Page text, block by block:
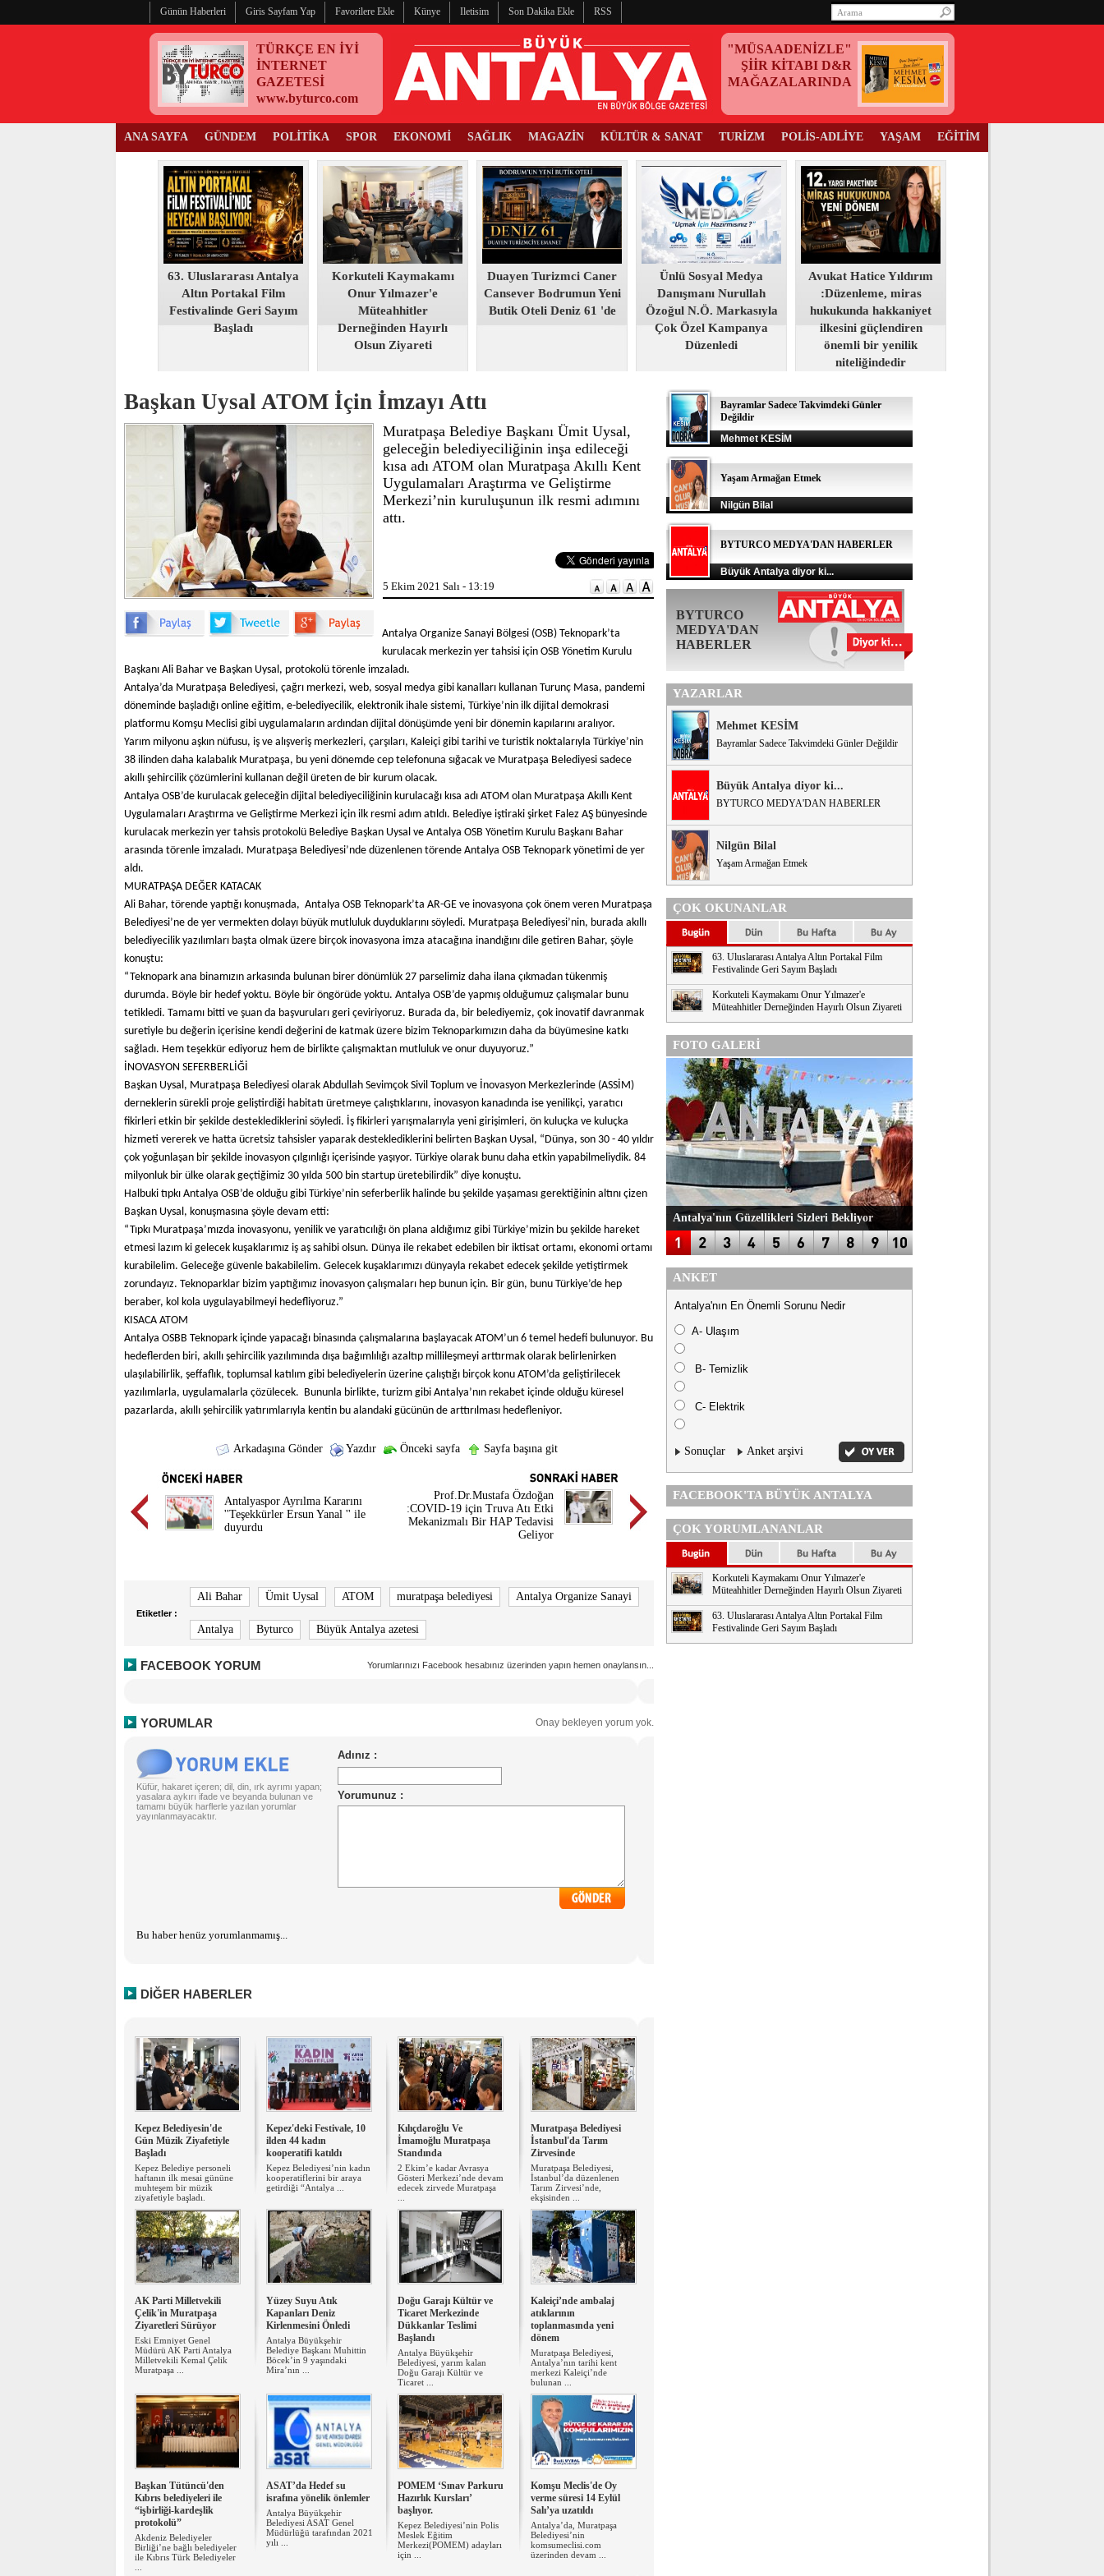
Günün Haberleri Giris Sayfam Yap Favorilere Ekle Künye Iletisim Son Dakika Ekle RSS
TÜRKÇE EN İYİ
İNTERNET
GAZETESİ
www.byturco.com
"MÜSAADENİZLE"
ŞİİR KİTABI D&R
MAĞAZALARINDA
ANA SAYFA GÜNDEM POLİTİKA SPOR EKONOMİ SAĞLIK MAGAZİN KÜLTÜR & SANAT TURİZM POLİS-ADLİYE YAŞAM EĞİTİM
63. Uluslararası Antalya
Altın Portakal Film
Festivalinde Geri Sayım
Başladı
Korkuteli Kaymakamı
Onur Yılmazer'e
Müteahhitler
Derneğinden Hayırlı
Olsun Ziyareti
Duayen Turizmci Caner
Cansever Bodrumun Yeni
Butik Oteli Deniz 61 'de
Ünlü Sosyal Medya
Danışmanı Nurullah
Özoğul N.Ö. Markasıyla
Çok Özel Kampanya
Düzenledi
Avukat Hatice Yıldırım
:Düzenleme, miras
hukukunda hakkaniyet
ilkesini güçlendiren
önemli bir yenilik
niteliğindedir
Başkan Uysal ATOM İçin İmzayı Attı
Muratpaşa Belediye Başkanı Ümit Uysal,
geleceğin belediyeciliğinin inşa edileceği
kısa adı ATOM olan Muratpaşa Akıllı Kent
Uygulamaları Araştırma ve Geliştirme
Merkezi’nin kuruluşunun ilk resmi adımını
attı.
5 Ekim 2021 Salı - 13:19
Antalya Organize Sanayi Bölgesi (OSB) Teknopark’ta
kurulacak merkezin yer tahsisi için OSB Yönetim Kurulu
Başkanı Ali Bahar ve Başkan Uysal, protokolü törenle imzaladı.
Antalya’da Muratpaşa Belediyesi, çağrı merkezi, web, sosyal medya gibi kanalları kullanan Turunç Masa, pandemi
döneminde başladığı online eğitim, e-belediyecilik, elektronik ihale sistemi, Türkiye’nin ilk dijital demokrasi
platformu Komşu Meclisi gibi uygulamaların ardından dijital dönüşümde yeni bir dönemin kapılarını aralıyor.
Yarım milyonu aşkın nüfusu, iş ve alışveriş merkezleri, çarşıları, Kaleiçi gibi tarihi ve turistik noktalarıyla Türkiye’nin
38 ilinden daha kalabalık Muratpaşa, bu yeni dönemde cep telefonuna sığacak ve Muratpaşa Belediyesi sadece
akıllı şehircilik çözümlerini kullanan değil üreten de bir kurum olacak.
Antalya OSB’de kurulacak geleceğin dijital belediyeciliğinin kurulacağı kısa adı ATOM olan Muratpaşa Akıllı Kent
Uygulamaları Araştırma ve Geliştirme Merkezi için ilk resmi adım atıldı. Belediye iştiraki şirket Falez AŞ bünyesinde
kurulacak merkezin yer tahsis protokolü Belediye Başkan Uysal ve Antalya OSB Yönetim Kurulu Başkanı Bahar
arasında törenle imzaladı. Muratpaşa Belediyesi’nde düzenlenen törende Antalya OSB Teknopark yönetimi de yer
aldı.
MURATPAŞA DEĞER KATACAK
Ali Bahar, törende yaptığı konuşmada, Antalya OSB Teknopark’ta AR-GE ve inovasyona çok önem veren Muratpaşa
Belediyesi’ne de yer vermekten dolayı büyük mutluluk duyduklarını söyledi. Muratpaşa Belediyesi’nin, burada akıllı
belediyecilik yazılımları başta olmak üzere birçok inovasyona imza atacağına inandığını dile getiren Bahar, şöyle
konuştu:
“Teknopark ana binamızın arkasında bulunan birer dönümlük 27 parselimiz daha ilana çıkmadan tükenmiş
durumda. Böyle bir hedef yoktu. Böyle bir öngörüde yoktu. Antalya OSB’de yapmış olduğumuz çalışmalar bunu
tetikledi. Tamamı bitti ve şuan da başvuruları geri çeviriyoruz. Burada da, bir belediyemiz, çok inovatif davranmak
suretiyle bu değerin içerisine kendi değerini de katmak üzere bizim Teknoparkımızın daha da büyümesine katkı
sağladı. Hem teşekkür ediyoruz hem de birlikte çalışmaktan mutluluk ve onur duyuyoruz.”
İNOVASYON SEFERBERLİĞİ
Başkan Uysal, Muratpaşa Belediyesi olarak Abdullah Sevimçok Sivil Toplum ve İnovasyon Merkezlerinde (ASSİM)
derneklerin sürekli proje geliştirdiği habitatı üretmeye çalıştıklarını, inovasyon kanadında ise yenilikçi, yaratıcı
fikirleri etkin bir şekilde desteklediklerini söyledi. İş fikirleri yarışmalarıyla yeni girişimleri, ön kuluçka ve kuluçka
hizmeti vererek ve hatta ücretsiz tahsisler yaparak desteklediklerini belirten Başkan Uysal, “Dünya, son 30 - 40 yıldır
çok yoğunlaşan bir şekilde inovasyon çılgınlığı içerisinde yaşıyor. Türkiye olarak bunu daha etkin yapabilmeliydik. 84
milyonluk bir ülke olarak geçtiğimiz 30 yılda 500 bin startup üretebilirdik” diye konuştu.
Halbuki tıpkı Antalya OSB’de olduğu gibi Türkiye’nin seferberlik halinde bu şekilde yaşaması gerektiğinin altını çizen
Başkan Uysal, konuşmasına şöyle devam etti:
“Tıpkı Muratpaşa’mızda inovasyonu, yenilik ve yaratıcılığı ön plana aldığımız gibi Türkiye’mizin bu şekilde hareket
etmesi lazım ki gelecek kuşaklarımız iş aş sahibi olsun. Dünya ile rekabet edebilen bir iktisat ortamı, ekonomi ortamı
kurabilelim. Geleceğe güvenle bakabilelim. Gelecek kuşaklarımızı dünyayla rekabet edecek şekilde yetiştirmek
zorundayız. Teknoparklar bizim yaptığımız inovasyon çalışmaları hep bunun için. Bir gün, bunu Türkiye’de hep
beraber, kol kola uygulayabilmeyi hedefliyoruz.”
KISACA ATOM
Antalya OSBB Teknopark içinde yapacağı binasında çalışmalarına başlayacak ATOM’un 6 temel hedefi bulunuyor. Bu
hedeflerden biri, akıllı şehircilik yazılımında dışa bağımlılığı azaltıp millileşmeyi arttırmak olarak belirlenirken
ulaşılabilirlik, şeffaflık, toplumsal katılım gibi belediyelerin üzerine çalıştığı birçok konu ATOM’da geliştirilecek
yazılımlarla, uygulamalarla çözülecek. Bununla birlikte, turizm gibi Antalya’nın rekabet içinde olduğu küresel
pazarlarda, akıllı şehircilik yatırımlarıyla kentin bu alandaki gücünün de arttırılması hedefleniyor.
Arkadaşına Gönder Yazdır Önceki sayfa Sayfa başına git
Antalyaspor Ayrılma Kararını
''Teşekkürler Ersun Yanal '' ile
duyurdu
Prof.Dr.Mustafa Özdoğan
:COVID-19 için Truva Atı Etki
Mekanizmalı Bir HAP Tedavisi
Geliyor
Etiketler :
Ali Bahar Ümit Uysal ATOM muratpaşa belediyesi Antalya Organize Sanayi
Antalya Byturco Büyük Antalya azetesi
FACEBOOK YORUM Yorumlarınızı Facebook hesabınız üzerinden yapın hemen onaylansın...
YORUMLAR Onay bekleyen yorum yok.
Küfür, hakaret içeren; dil, din, ırk ayrımı yapan;
yasalara aykırı ifade ve beyanda bulunan ve
tamamı büyük harflerle yazılan yorumlar
yayınlanmayacaktır.
Bu haber henüz yorumlanmamış...
DİĞER HABERLER
Kepez Belediyesin'de
Gün Müzik Ziyafetiyle
Başladı
Kepez Belediye personeli
haftanın ilk mesai gününe
muhteşem bir müzik
ziyafetiyle başladı.
Kepez'deki Festivale, 10
ilden 44 kadın
kooperatifi katıldı
Kepez Belediyesi’nin kadın
kooperatiflerini bir araya
getirdiği “Antalya ...
Kılıçdaroğlu Ve
İmamoğlu Muratpaşa
Standında
2 Ekim’e kadar Avrasya
Gösteri Merkezi’nde devam
edecek zirvede Muratpaşa
Muratpaşa Belediyesi
İstanbul'da Tarım
Zirvesinde
Muratpaşa Belediyesi,
İstanbul’da düzenlenen
Tarım Zirvesi’nde,
ekşisinden ...
AK Parti Milletvekili
Çelik'in Muratpaşa
Ziyaretleri Sürüyor
Eski Emniyet Genel
Müdürü AK Parti Antalya
Milletvekili Kemal Çelik
Muratpaşa ...
Yüzey Suyu Atık
Kapanları Deniz
Kirlenmesini Önledi
Antalya Büyükşehir
Belediye Başkanı Muhittin
Böcek’in 9 yaşındaki
Mira’nın ...
Doğu Garajı Kültür ve
Ticaret Merkezinde
Dükkanlar Teslimi
Başlandı
Antalya Büyükşehir
Belediyesi, yarım kalan
Doğu Garajı Kültür ve
Ticaret ...
Kaleiçi’nde ambalaj
atıklarının
toplanmasında yeni
dönem
Muratpaşa Belediyesi,
Antalya’nın tarihi kent
merkezi Kaleiçi’nde
bulunan ...
Başkan Tütüncü'den
Kıbrıs belediyeleri ile
“işbirliği-kardeşlik
protokolü”
Akdeniz Belediyeler
Birliği’ne bağlı belediyeler
ile Kıbrıs Türk Belediyeler
ASAT’da Hedef su
israfına yönelik önlemler
Antalya Büyükşehir
Belediyesi ASAT Genel
Müdürlüğü tarafından 2021
yılı ...
POMEM ‘Sınav Parkuru
Hazırlık Kursları’
başlıyor.
Kepez Belediyesi’nin Polis
Meslek Eğitim
Merkezi(POMEM) adayları
için ...
Komşu Meclis'de Oy
verme süresi 14 Eylül
Salı’ya uzatıldı
Antalya’da, Muratpaşa
Belediyesi’nin
komsumeclisi.com
üzerinden devam ...
Bayramlar Sadece Takvimdeki Günler
Değildir
Mehmet KESİM
Yaşam Armağan Etmek
Nilgün Bilal
BYTURCO MEDYA'DAN HABERLER
Büyük Antalya diyor ki...
BYTURCO
MEDYA'DAN
HABERLER
YAZARLAR
Mehmet KESİM
Bayramlar Sadece Takvimdeki Günler Değildir
Büyük Antalya diyor ki...
BYTURCO MEDYA'DAN HABERLER
Nilgün Bilal
Yaşam Armağan Etmek
ÇOK OKUNANLAR
63. Uluslararası Antalya Altın Portakal Film
Festivalinde Geri Sayım Başladı
Korkuteli Kaymakamı Onur Yılmazer'e
Müteahhitler Derneğinden Hayırlı Olsun Ziyareti
FOTO GALERİ
Antalya'nın Güzellikleri Sizleri Bekliyor
ANKET
Antalya'nın En Önemli Sorunu Nedir
A- Ulaşım
B- Temizlik
C- Elektrik
Sonuçlar Anket arşivi
FACEBOOK'TA BÜYÜK ANTALYA
ÇOK YORUMLANANLAR
Korkuteli Kaymakamı Onur Yılmazer'e
Müteahhitler Derneğinden Hayırlı Olsun Ziyareti
63. Uluslararası Antalya Altın Portakal Film
Festivalinde Geri Sayım Başladı